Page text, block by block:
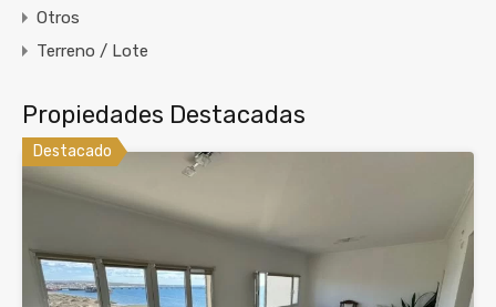
Otros
Terreno / Lote
Propiedades Destacadas
Destacado